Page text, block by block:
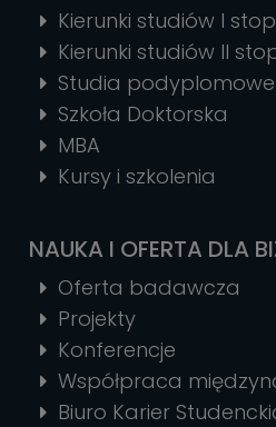
Kierunki studiów I
Kierunki studiów II
Studia podyplomowe
Szkoła Doktorska
MBA
Kursy i szkolenia
NAUKA I OFERTA DLA
Oferta badawcza
Projekty
Konferencje
Współpraca
Biuro Karier